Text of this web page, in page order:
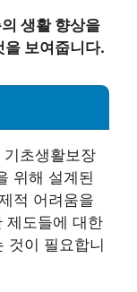
생활 향상을
을 보여줍니다.
초생활보장
위해 설계된
적 어려움을
제도들에 대한
것이 필요합니